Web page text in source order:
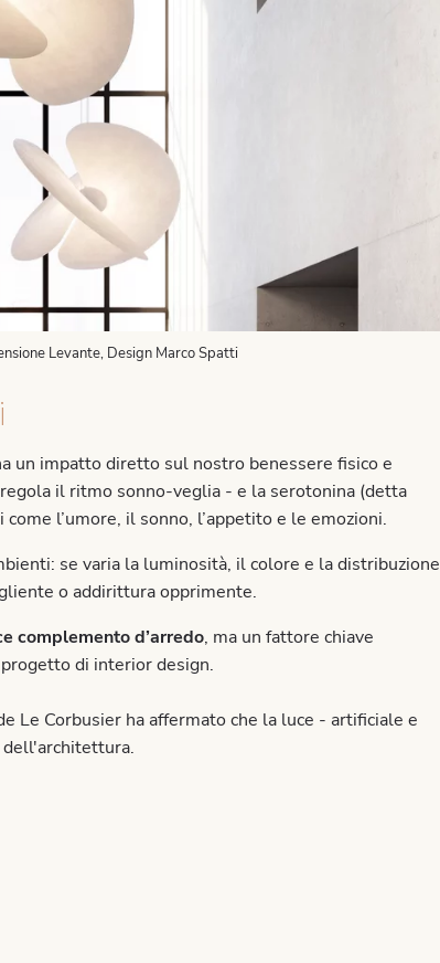
Levante, Design Marco Spatti
un impatto diretto sul nostro benessere fisico e
il ritmo sonno-veglia - e la serotonina (detta
l’umore, il sonno, l’appetito e le emozioni.
se varia la luminosità, il colore e la distribuzione
o addirittura opprimente.
complemento d’arredo, ma un fattore chiave
di interior design.
Le Corbusier ha affermato che la luce - artificiale e